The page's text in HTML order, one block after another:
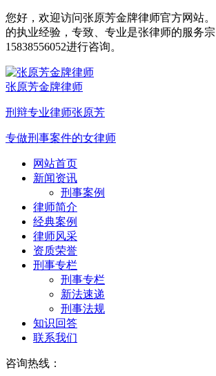
您好，欢迎访问张原芳金牌律师官方网站
的执业经验，专致、专业是张律师的服务
15838556052进行咨询。
张原芳金牌律师
刑辩专业律师张原芳
专做刑事案件的女律师
网站首页
新闻资讯
刑事案例
律师简介
经典案例
律师风采
资质荣誉
刑事专栏
刑事专栏
新法速递
刑事法规
知识回答
联系我们
咨询热线：